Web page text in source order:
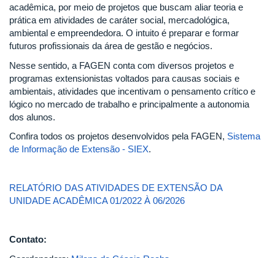
acadêmica, por meio de projetos que buscam aliar teoria e
prática em atividades de caráter social, mercadológica,
ambiental e empreendedora. O intuito é preparar e formar
futuros profissionais da área de gestão e negócios.
Nesse sentido, a FAGEN conta com diversos projetos e
programas extensionistas voltados para causas sociais e
ambientais, atividades que incentivam o pensamento crítico e
lógico no mercado de trabalho e principalmente a autonomia
dos alunos.
Confira todos os projetos desenvolvidos pela FAGEN, Sistema
de Informação de Extensão - SIEX.
RELATÓRIO DAS ATIVIDADES DE EXTENSÃO DA
UNIDADE ACADÊMICA 01/2022 À 06/2026
Contato: